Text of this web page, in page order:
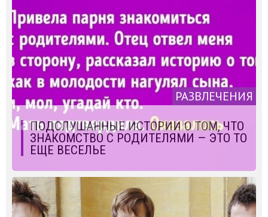
РАЗВЛЕЧЕНИЯ
ПОДСЛУШАННЫЕ ИСТОРИИ О ТОМ, ЧТО
ЗНАКОМСТВО С РОДИТЕЛЯМИ — ЭТО ТО
ЕЩЕ ВЕСЕЛЬЕ